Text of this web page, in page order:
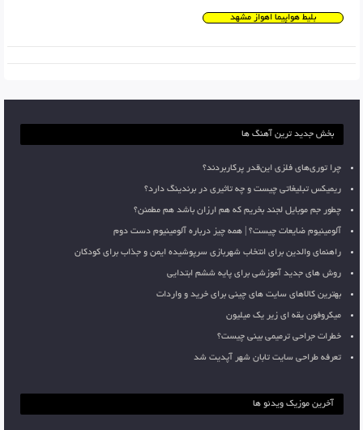
بلیط هواپیما اهواز مشهد
بخش جدید ترین آهنگ ها
چرا توری‌های فلزی این‌قدر پرکاربردند؟
ریمیکس تبلیغاتی چیست و چه تاثیری در برندینگ دارد؟
چطور جم موبایل لجند بخریم که هم ارزان باشد هم مطمئن؟
آلومینیوم ضایعات چیست؟ | همه چیز درباره آلومینیوم دست دوم
راهنمای والدین برای انتخاب شهربازی سرپوشیده ایمن و جذاب برای کودکان
روش های جدید آموزشی برای پایه ششم ابتدایی
بهترین کالاهای سایت های چینی برای خرید و واردات
میکروفون یقه ای زیر یک میلیون
خطرات جراحی ترمیمی بینی چیست؟
تعرفه طراحی سایت تابان شهر آپدیت شد
آخرین موزیک ویدئو ها